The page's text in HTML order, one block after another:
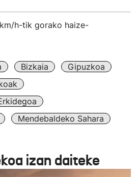
h-tik gorako haize-
Bizkaia
Gipuzkoa
Mendebaldeko Sahara
izan daiteke